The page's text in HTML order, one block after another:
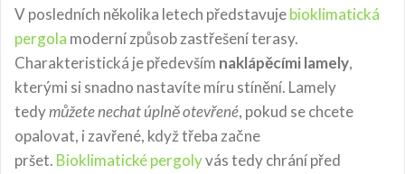
V posledních několika letech představujebioklimatická
pergola moderní způsob zastřešení terasy.
Charakteristická je především naklápěcími lamely,
kterými si snadno nastavíte míru stínění. Lamely
tedymůžete nechat úplně otevřené, pokud se chcete
opalovat, i zavřené, když třeba začne
pršet. Bioklimatické pergolyvás tedy chrání před